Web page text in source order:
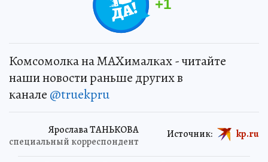
+1
Комсомолка на MAXималках - читайте
наши новости раньше других в
канале @truekpru
Ярослава ТАНЬКОВА
специальный корреспондент
Источник: kp.ru